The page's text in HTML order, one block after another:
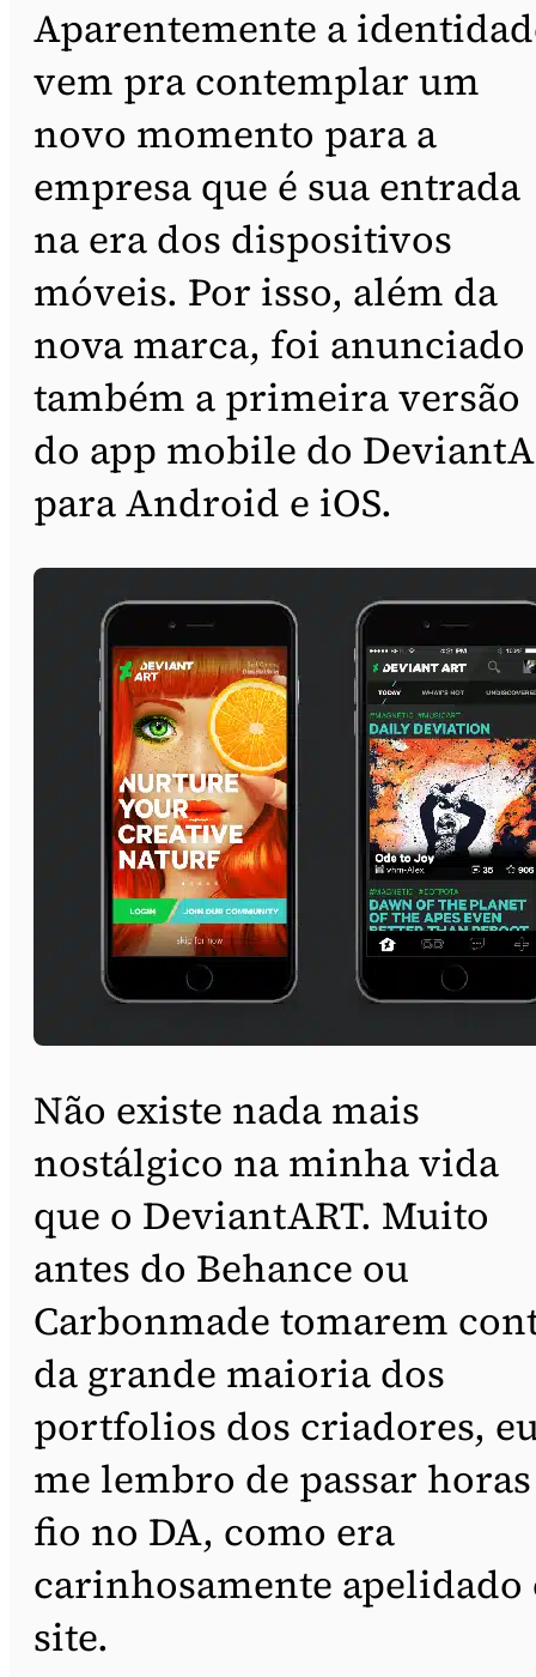
Aparentemente a
vem pra contemplar um
novo momento para a
empresa que é sua entrada
na era dos dispositivos
móveis. Por isso, além da
nova marca, foi anunciado
também a primeira versão
do app mobile do
para Android e iOS.
Não existe nada mais
nostálgico na minha vida
que o DeviantART. Muito
antes do Behance ou
Carbonmade tomarem
da grande maioria dos
portfolios dos criadores,
me lembro de passar
fio no DA, como era
carinhosamente apelidado
site.